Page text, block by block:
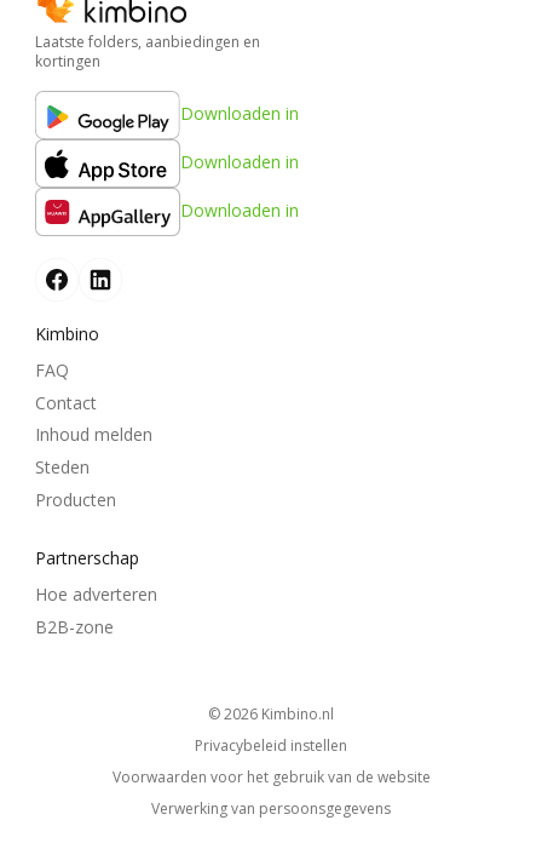
Laatste folders, aanbiedingen en
kortingen
Downloaden in
Downloaden in
Downloaden in
Kimbino
FAQ
Contact
Inhoud melden
Steden
Producten
Partnerschap
Hoe adverteren
B2B-zone
© 2026
kimbino.nl
Privacybeleid instellen
Voorwaarden voor het gebruik van de website
Verwerking van persoonsgegevens